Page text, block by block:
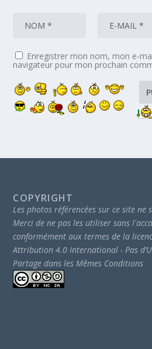
Enregistrer mon nom, mon e-
navigateur pour mon prochain
COPYRIGHT
Les photos référencées sur ce site
Merci de ne pas les utiliser sans
conformément aux termes de la
Attribution 4.0 International - Pas
Partage dans les Mêmes Conditions